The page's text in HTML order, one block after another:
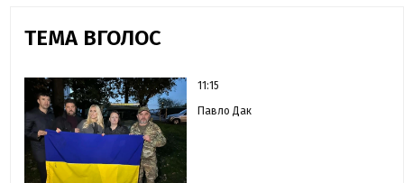
ТЕМА ВГОЛОС
11:15
Павло Дак